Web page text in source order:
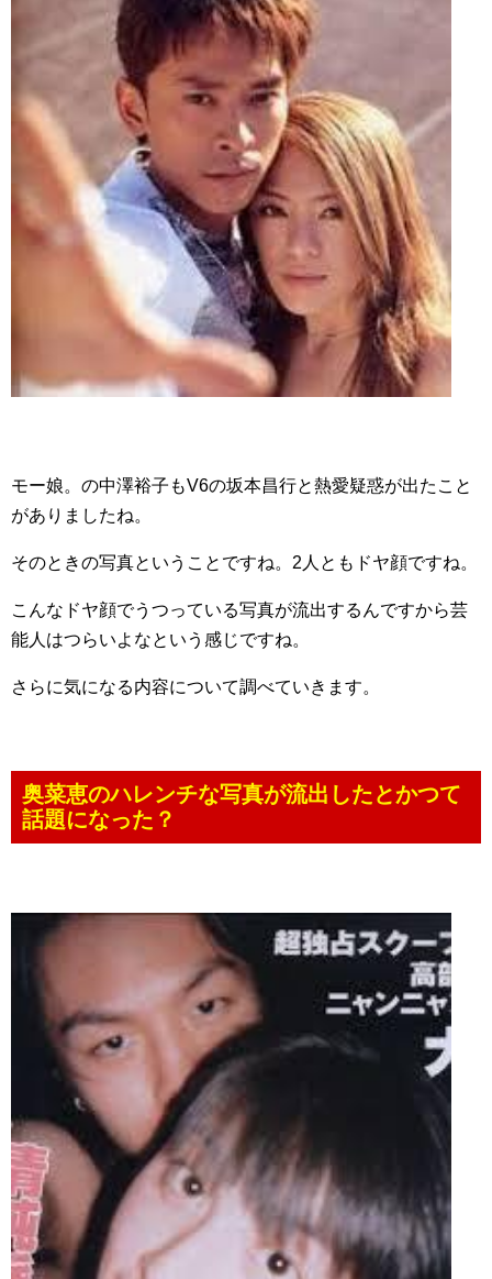
モー娘。の中澤裕子もV6の坂本昌行と熱愛疑惑が出たこと
がありましたね。
そのときの写真ということですね。2人ともドヤ顔ですね。
こんなドヤ顔でうつっている写真が流出するんですから芸
能人はつらいよなという感じですね。
さらに気になる内容について調べていきます。
奥菜恵のハレンチな写真が流出したとかつて
話題になった？